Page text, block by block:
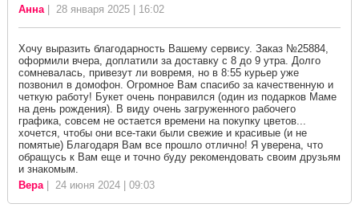
Анна| 28 января 2025 | 16:02
Хочу выразить благодарность Вашему сервису. Заказ №25884,
оформили вчера, доплатили за доставку с 8 до 9 утра. Долго
сомневалась, привезут ли вовремя, но в 8:55 курьер уже
позвонил в домофон. Огромное Вам спасибо за качественную и
четкую работу! Букет очень понравился (один из подарков Маме
на день рождения). В виду очень загруженного рабочего
графика, совсем не остается времени на покупку цветов...
хочется, чтобы они все-таки были свежие и красивые (и не
помятые) Благодаря Вам все прошло отлично! Я уверена, что
обращусь к Вам еще и точно буду рекомендовать своим друзьям
и знакомым.
Вера| 24 июня 2024 | 09:03